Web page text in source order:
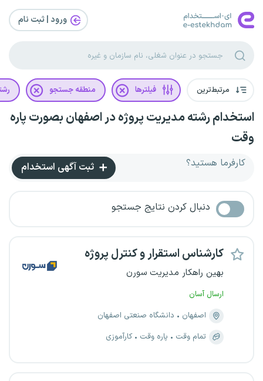
ورود | ثبت‌ نام
مرتبط‌ترین فیلترها منطقه جستجو
استخدام رشته مدیریت پروژه در اصفهان بصورت پاره
وقت
کارفرما هستید؟ ثبت آگهی استخدام
دنبال کردن نتایج جستجو
کارشناس استقرار و کنترل پروژه
بهین راهکار مدیریت سورن
ارسال آسان
اصفهان
دانشگاه صنعتی اصفهان
تمام وقت
پاره وقت کارآموزی